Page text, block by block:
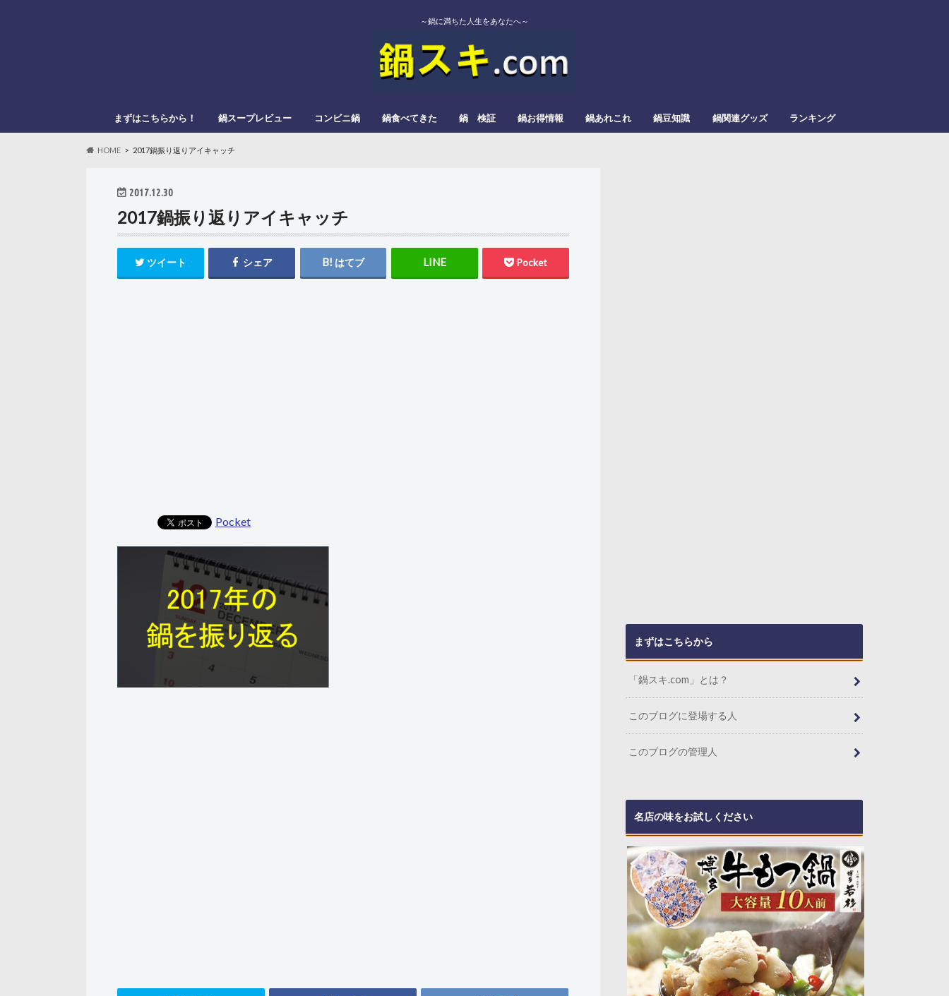
～鍋に満ちた人生をあなたへ～
まずはこちらから！ 鍋スープレビュー コンビニ鍋 鍋食べてきた 鍋 検証 鍋お得情報 鍋あれこれ 鍋豆知識 鍋関連グッズ ランキング
HOME 2017鍋振り返りアイキャッチ
2017.12.30
2017鍋振り返りアイキャッチ
ツイート シェア はてブ Pocket
Pocket
まずはこちらから
「鍋スキ.com」とは？
このブログに登場する人
このブログの管理人
名店の味をお試しください